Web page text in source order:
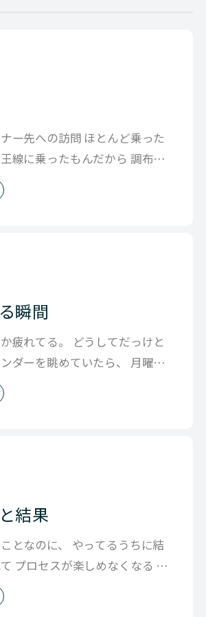
ー先への訪問 ほとんど乗った
線に乗ったもんだから 調布か
ってしらなくって まだ
瞬間
疲れてる。 どうしてだっけと
ダーを眺めていたら、 月曜日
援する会が夜の1時まで
結果
となのに、 やってるうちに結
プロセスが楽しめなくなる そ
結果の関係性について